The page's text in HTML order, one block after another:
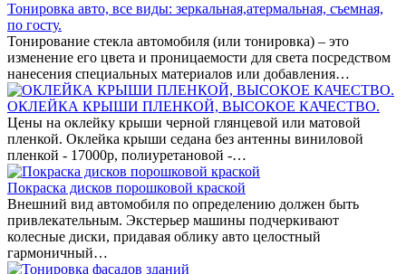
Тонировка авто, все виды: зеркальная,атермальная, съемная,
по госту.
Тонирование стекла автомобиля (или тонировка) – это
изменение его цвета и проницаемости для света посредством
нанесения специальных материалов или добавления…
ОКЛЕЙКА КРЫШИ ПЛЕНКОЙ, ВЫСОКОЕ КАЧЕСТВО.
Цены на оклейку крыши черной глянцевой или матовой
пленкой. Оклейка крыши седана без антенны виниловой
пленкой - 17000р, полиуретановой -…
Покраска дисков порошковой краской
Внешний вид автомобиля по определению должен быть
привлекательным. Экстерьер машины подчеркивают
колесные диски, придавая облику авто целостный
гармоничный…